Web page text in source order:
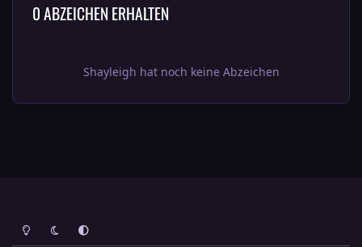
0 ABZEICHEN ERHALTEN
Shayleigh hat noch keine Abzeichen
Heller ModusDunkler ModusSystemeinstellung